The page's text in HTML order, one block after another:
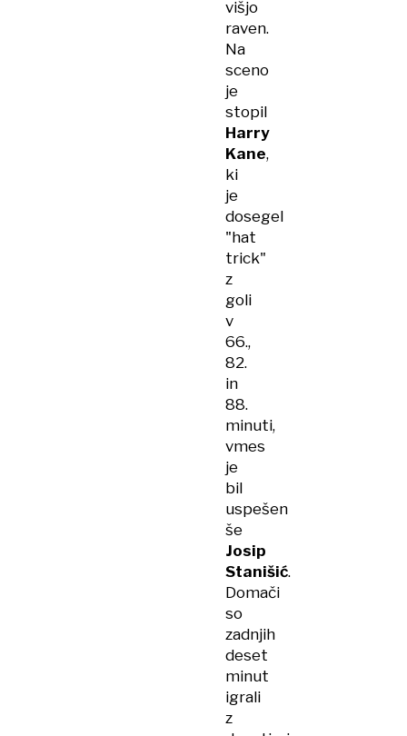
višjo
raven.
Na
sceno
je
stopil
Harry
Kane,
ki
je
dosegel
"hat
trick"
z
goli
v
66.,
82.
in
88.
minuti,
vmes
je
bil
uspešen
še
Josip
Stanišić.
Domači
so
zadnjih
deset
minut
igrali
z